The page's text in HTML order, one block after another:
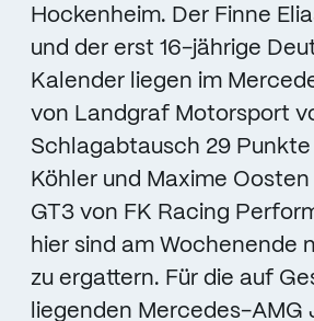
Hockenheim. Der Finne
und der erst 16-jährige
Kalender liegen im
von Landgraf Motorsport
Schlagabtausch 29
Köhler und Maxime Oosten
GT3 von FK Racing
hier sind am Wochenende
zu ergattern. Für die auf
liegenden Mercedes-AMG